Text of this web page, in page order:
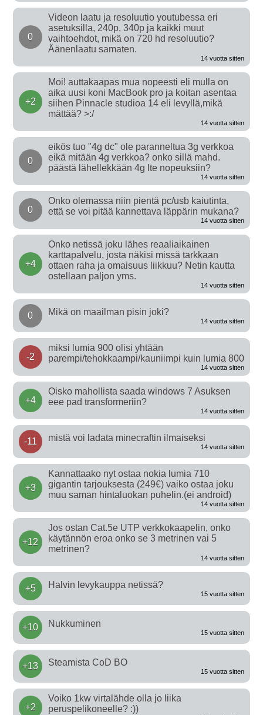
0
Videon laatu ja resoluutio youtubessa eri
asetuksilla, 240p, 340p ja kaikki muut
vaihtoehdot, mikä on 720 hd resoluutio?
Äänenlaatu samaten.
14 vuotta sitten
+2
Moi! auttakaapas mua nopeesti eli mulla on
aika uusi koni MacBook pro ja koitan asentaa
siihen Pinnacle studioa 14 eli levyllä,mikä
mättää? >:/
14 vuotta sitten
0
eikös tuo "4g dc" ole paranneltua 3g verkkoa
eikä mitään 4g verkkoa? onko sillä mahd.
päästä lähellekkään 4g lte nopeuksiin?
14 vuotta sitten
0
Onko olemassa niin pientä pc/usb kaiutinta,
että se voi pitää kannettava läppärin mukana?
14 vuotta sitten
+4
Onko netissä joku lähes reaaliaikainen
karttapalvelu, josta näkisi missä tarkkaan
ottaen raha ja omaisuus liikkuu? Netin kautta
ostellaan paljon yms.
14 vuotta sitten
0 Mikä on maailman pisin joki?
14 vuotta sitten
-2
miksi lumia 900 olisi yhtään
parempi/tehokkaampi/kauniimpi kuin lumia 800
14 vuotta sitten
+4
Oisko mahollista saada windows 7 Asuksen
eee pad transformeriin?
14 vuotta sitten
-11 mistä voi ladata minecraftin ilmaiseksi
14 vuotta sitten
+3
Kannattaako nyt ostaa nokia lumia 710
gigantin tarjouksesta (249€) vaiko ostaa joku
muu saman hintaluokan puhelin.(ei android)
14 vuotta sitten
+12
Jos ostan Cat.5e UTP verkkokaapelin, onko
käytännön eroa onko se 3 metrinen vai 5
metrinen?
14 vuotta sitten
+5 Halvin levykauppa netissä?
15 vuotta sitten
+10 Nukkuminen
15 vuotta sitten
+13 Steamista CoD BO
15 vuotta sitten
+2
Voiko 1kw virtalähde olla jo liika
peruspelikoneelle? :))